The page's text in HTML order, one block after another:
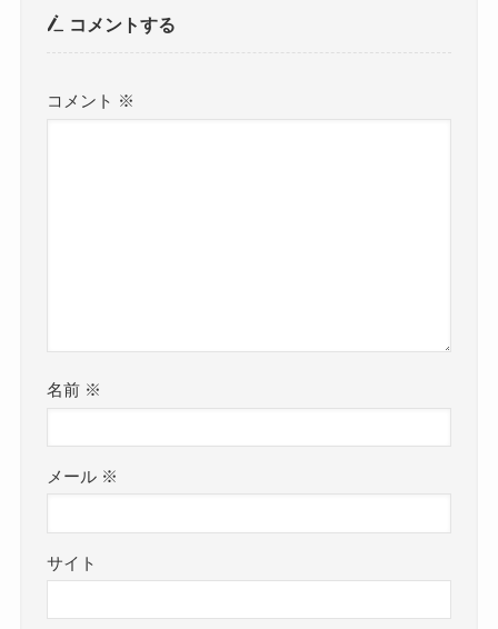
コメントする
コメント ※
名前 ※
メール ※
サイト